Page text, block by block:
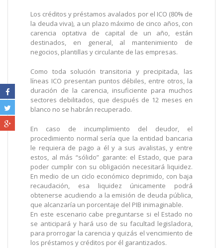
Los créditos y préstamos avalados por el ICO (80% de
la deuda viva), a un plazo máximo de cinco años, con
carencia optativa de capital de un año, están
destinados, en general, al mantenimiento de
negocios, plantillas y circulante de las empresas.
Como toda solución transitoria y precipitada, las
líneas ICO presentan puntos débiles, entre otros, la
duración de la carencia, insuficiente para muchos
sectores debilitados, que después de 12 meses en
blanco no se habrán recuperado.
En caso de incumplimiento del deudor, el
procedimiento normal sería que la entidad bancaria
le requiera de pago a él y a sus avalistas, y entre
estos, al más “sólido” garante: el Estado, que para
poder cumplir con su obligación necesitará liquidez.
En medio de un ciclo económico deprimido, con baja
recaudación, esa liquidez únicamente podrá
obtenerse acudiendo a la emisión de deuda pública,
que alcanzaría un porcentaje del PIB inimaginable.
En este escenario cabe preguntarse si el Estado no
se anticipará y hará uso de su facultad legisladora,
para prorrogar la carencia y quizás el vencimiento de
los préstamos y créditos por él garantizados.